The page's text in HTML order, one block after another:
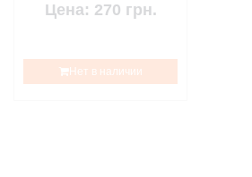
Цена: 270 грн.
Нет в наличии